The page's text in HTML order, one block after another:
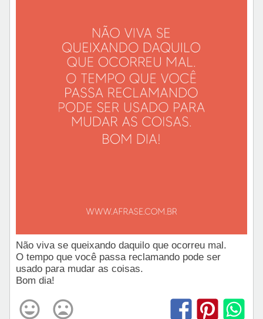
Não viva se queixando daquilo que ocorreu mal.
O tempo que você passa reclamando pode ser
usado para mudar as coisas.
Bom dia!